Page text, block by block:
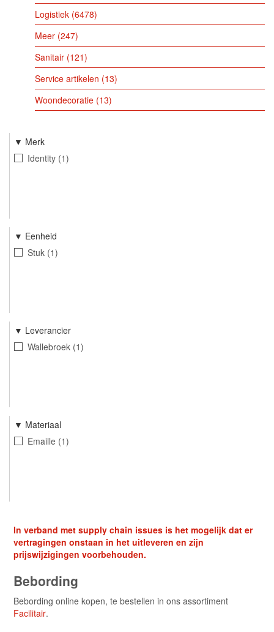
Logistiek 6478
Meer 247
Sanitair 121
Service artikelen 13
Woondecoratie 13
Merk
Identity 1
Eenheid
Stuk 1
Leverancier
Wallebroek 1
Materiaal
Emaille 1
In verband met supply chain issues is het mogelijk dat er
vertragingen onstaan in het uitleveren en zijn
prijswijzigingen voorbehouden.
Bebording
Bebording online kopen, te bestellen in ons assortiment
Facilitair.